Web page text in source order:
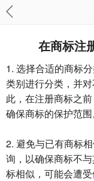
在商标注
1. 选择合适的商标
类别进行分类，并
此，在注册商标之
确保商标的保护范围
2. 避免与已有商标
询，以确保商标不
标相似，可能会遭